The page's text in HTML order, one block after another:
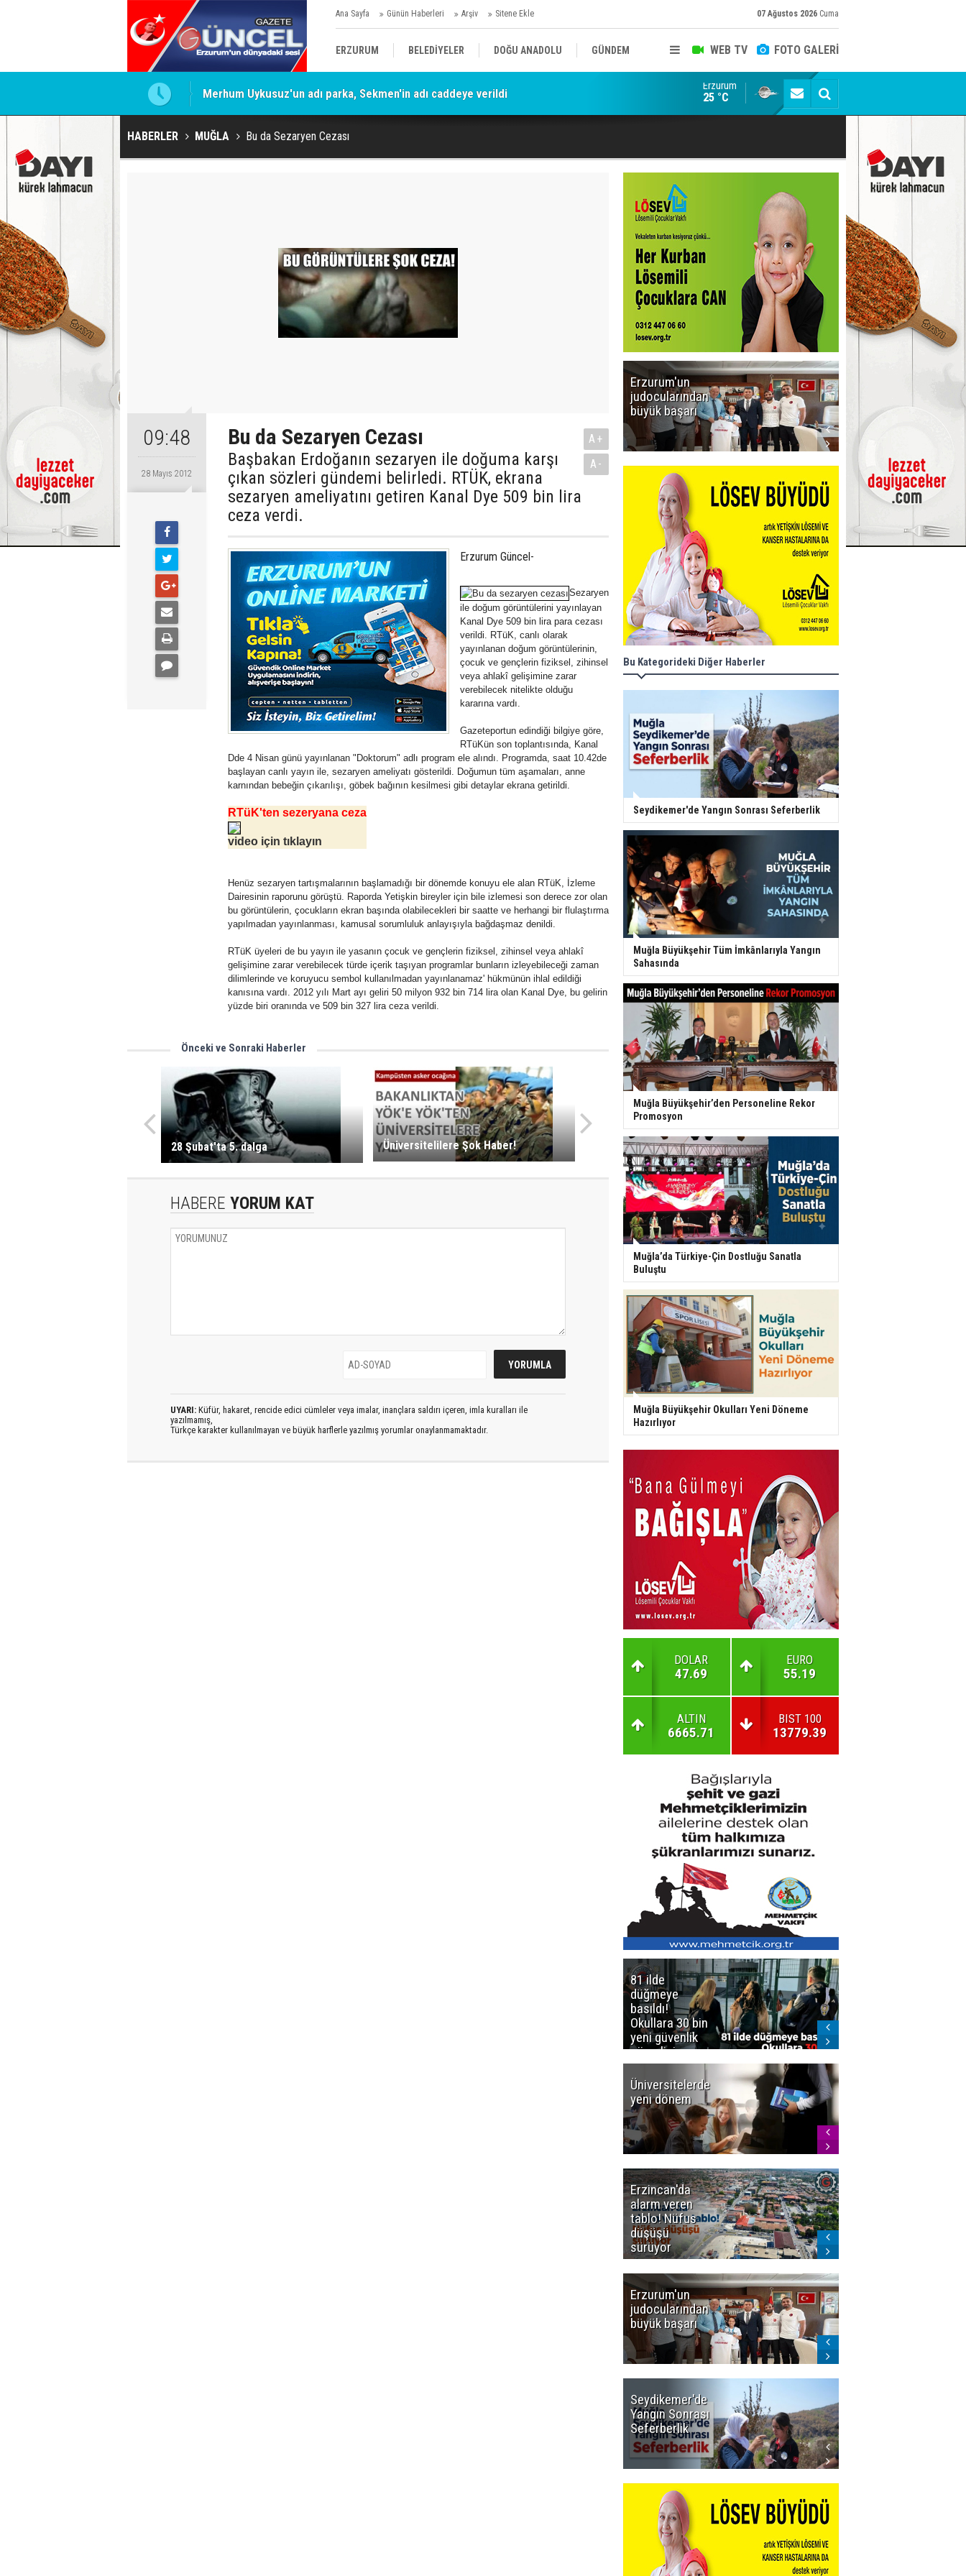
Ana Sayfa Günün Haberleri Arşiv Sitene Ekle 07 Ağustos 2026 Cuma
WEB TV FOTO GALERİ
ERZURUM BELEDİYELER DOĞU ANADOLU GÜNDEM
SİYASET AFAD/ SAVAŞ SPOR
Merhum Uykusuz'un adı parka, Sekmen'in adı caddeye verildi Konuşanlar'a katıldı, söyledikleri başına iş açtı!
Erzurum
25 °C
HABERLER MUĞLA Bu da Sezaryen Cezası
09:48
28 Mayıs 2012
Bu da Sezaryen Cezası
Başbakan Erdoğanın sezaryen ile doğuma karşı
çıkan sözleri gündemi belirledi. RTÜK, ekrana
sezaryen ameliyatını getiren Kanal Dye 509 bin lira
ceza verdi.
A+
A-
Erzurum Güncel-
Sezaryen
ile doğum görüntülerini yayınlayan
Kanal Dye 509 bin lira para cezası
verildi. RTüK, canlı olarak
yayınlanan doğum görüntülerinin, 
çocuk ve gençlerin fiziksel, zihinsel
veya ahlakî gelişimine zarar
verebilecek nitelikte olduğu
kararına vardı.
Gazeteportun edindiği bilgiye göre,
RTüKün son toplantısında, Kanal
Dde 4 Nisan günü yayınlanan "Doktorum" adlı program ele alındı. Programda, saat 10.42de
başlayan canlı yayın ile, sezaryen ameliyatı gösterildi. Doğumun tüm aşamaları, anne
karnından bebeğin çıkarılışı, göbek bağının kesilmesi gibi detaylar ekrana getirildi.
RTüK'ten sezeryana ceza
video için tıklayın
Henüz sezaryen tartışmalarının başlamadığı bir dönemde konuyu ele alan RTüK, İzleme
Dairesinin raporunu görüştü. Raporda Yetişkin bireyler için bile izlemesi son derece zor olan
bu görüntülerin, çocukların ekran başında olabilecekleri bir saatte ve herhangi bir flulaştırma
yapılmadan yayınlanması, kamusal sorumluluk anlayışıyla bağdaşmaz denildi.
RTüK üyeleri de bu yayın ile yasanın çocuk ve gençlerin fiziksel, zihinsel veya ahlakî
gelişimine zarar verebilecek türde içerik taşıyan programlar bunların izleyebileceği zaman
dilimlerinde ve koruyucu sembol kullanılmadan yayınlanamaz' hükmünün ihlal edildiği
kanısına vardı. 2012 yılı Mart ayı geliri 50 milyon 932 bin 714 lira olan Kanal Dye, bu gelirin
yüzde biri oranında ve 509 bin 327 lira ceza verildi.
Önceki ve Sonraki Haberler
28 Şubat'ta 5. dalga Üniversitelilere Şok Haber!
HABERE YORUM KAT
UYARI: Küfür, hakaret, rencide edici cümleler veya imalar, inançlara saldırı içeren, imla kuralları ile
yazılmamış,
Türkçe karakter kullanılmayan ve büyük harflerle yazılmış yorumlar onaylanmamaktadır.
Erzurum'un
judocularından
büyük başarı
Bu Kategorideki Diğer Haberler
Seydikemer'de Yangın Sonrası Seferberlik
Muğla Büyükşehir Tüm İmkânlarıyla Yangın
Sahasında
Muğla Büyükşehir’den Personeline Rekor
Promosyon
Muğla’da Türkiye-Çin Dostluğu Sanatla
Buluştu
Muğla Büyükşehir Okulları Yeni Döneme
Hazırlıyor
DOLAR
47.69
EURO
55.19
ALTIN
6665.71
BIST 100
13779.39
81 ilde
düğmeye
basıldı!
Okullara 30 bin
yeni güvenlik
görevlisi
Üniversitelerde
yeni dönem
Erzincan'da
alarm veren
tablo! Nüfus
düşüşü
sürüyor
Erzurum'un
judocularından
büyük başarı
Seydikemer'de
Yangın Sonrası
Seferberlik